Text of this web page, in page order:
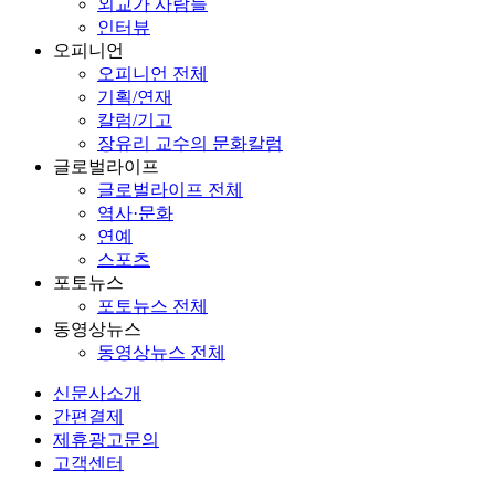
외교가 사람들
인터뷰
오피니언
오피니언 전체
기획/연재
칼럼/기고
장유리 교수의 문화칼럼
글로벌라이프
글로벌라이프 전체
역사·문화
연예
스포츠
포토뉴스
포토뉴스 전체
동영상뉴스
동영상뉴스 전체
신문사소개
간편결제
제휴광고문의
고객센터